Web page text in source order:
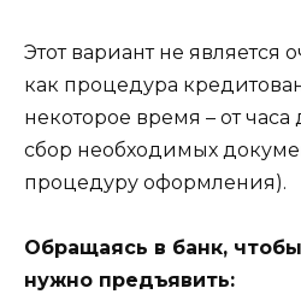
Этот вариант не является
как процедура
некоторое время – от часа
сбор необходимых
процедуру оформления).
Обращаясь в банк,
нужно предъявить: